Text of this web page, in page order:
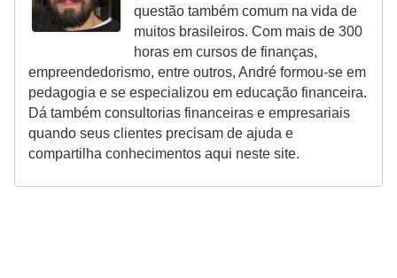
questão também comum na vida de
muitos brasileiros. Com mais de 300
horas em cursos de finanças,
empreendedorismo, entre outros, André formou-se em
pedagogia e se especializou em educação financeira.
Dá também consultorias financeiras e empresariais
quando seus clientes precisam de ajuda e
compartilha conhecimentos aqui neste site.
p
o
s
t